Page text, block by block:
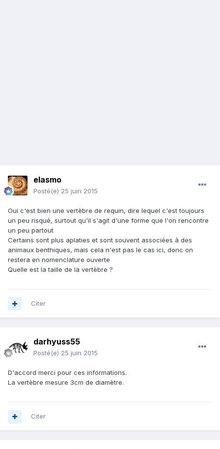
elasmo
Posté(e) 25 juin 2015
Oui c'est bien une vertèbre de requin, dire lequel c'est toujours
un peu risqué, surtout qu'il s'agit d'une forme que l'on rencontre
un peu partout
Certains sont plus aplaties et sont souvent associées à des
animaux benthiques, mais cela n'est pas le cas ici, donc on
restera en nomenclature ouverte
Quelle est la taille de la vertèbre ?
Citer
darhyuss55
Posté(e) 25 juin 2015
D'accord merci pour ces informations.
La vertèbre mesure 3cm de diamètre.
Citer